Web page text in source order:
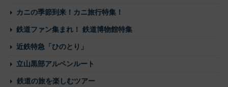
カニの季節到来！カニ旅行特集！
鉄道ファン集まれ！ 鉄道博物館特集
近鉄特急「ひのとり」
立山黒部アルペンルート
鉄道の旅を楽しむツアー